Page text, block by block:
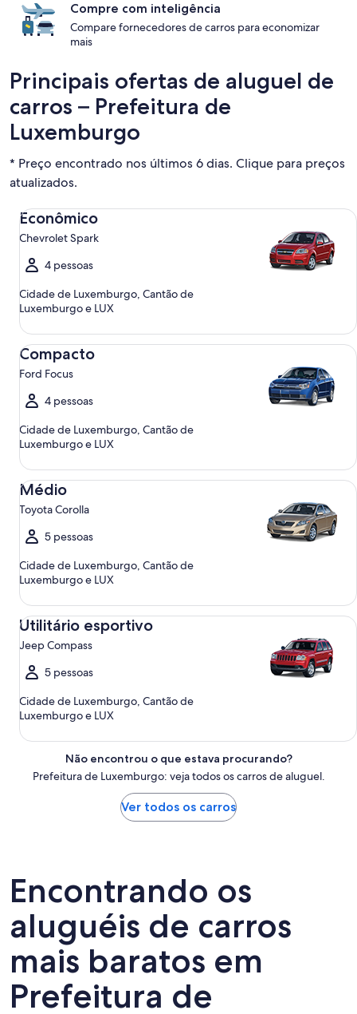
Compre com inteligência
Compare fornecedores de carros para economizar
mais
Principais ofertas de aluguel de
carros – Prefeitura de
Luxemburgo
* Preço encontrado nos últimos 6 dias. Clique para preços
atualizados.
Econômico
Chevrolet Spark
4 pessoas
Cidade de Luxemburgo, Cantão de
Luxemburgo e LUX
Econômico Chevrolet Spark
Compacto
Ford Focus
4 pessoas
Cidade de Luxemburgo, Cantão de
Luxemburgo e LUX
Compacto Ford Focus
Médio
Toyota Corolla
5 pessoas
Cidade de Luxemburgo, Cantão de
Luxemburgo e LUX
Médio Toyota Corolla
Utilitário esportivo
Jeep Compass
5 pessoas
Cidade de Luxemburgo, Cantão de
Luxemburgo e LUX
Utilitário esportivo Jeep Compass
Não encontrou o que estava procurando?
Prefeitura de Luxemburgo: veja todos os carros de aluguel.
Ver todos os carros
Encontrando os
aluguéis de carros
mais baratos em
Prefeitura de